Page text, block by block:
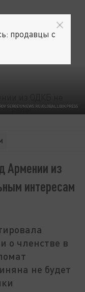
SERGEY/NEWS.RU/GLOBALLOOKPRESS
Армении из
интересам
о членстве в
не будет
продавцы с